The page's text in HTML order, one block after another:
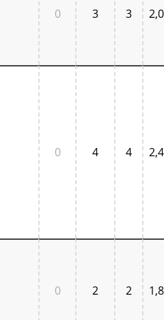
0 3 3
0 4 4
0 2 2